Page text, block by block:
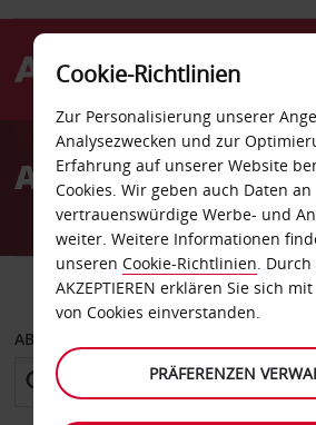
AvisAutovermietung
FAHRZEUG
ABHOLEN VON
Cookie-Richtlinien
Zur Personalisierung unserer
Analysezwecken und zur
Erfahrung auf unserer Website
Cookies. Wir geben auch Daten an
vertrauenswürdige Werbe- und
weiter. Weitere Informationen
unseren Cookie-Richtlinien.
AKZEPTIEREN erklären Sie sich
von Cookies einverstanden.
PRÄFERENZEN